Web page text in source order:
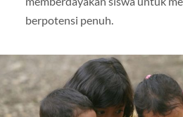
berpotensi penuh.